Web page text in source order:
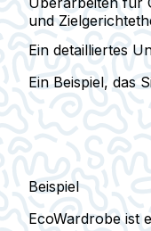
und
Ein detailliertes
Ein Beispiel, das
Beispiel
EcoWardrobe ist